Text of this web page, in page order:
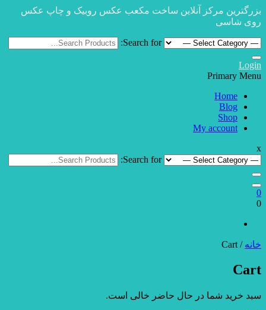
بزرگترین مرکز آنلاین ساخت مکعب عکس روبیک و چاپ عکس
روی شاسی
Search for:
Login
Primary Menu
Home
Blog
Shop
My account
x
Search for:
0
0
خانه / Cart
Cart
سبد خرید شما در حال حاضر خالی است.